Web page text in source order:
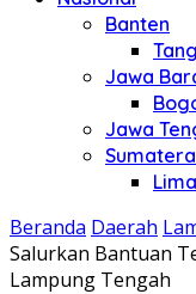
Banten
Jawa
Jawa
Beranda Daerah
Salurkan Bantuan
Lampung Tengah